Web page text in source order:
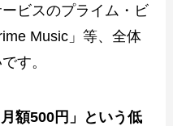
ビスのプライム・ビ
Music」等、全体
す。
額500円」という低